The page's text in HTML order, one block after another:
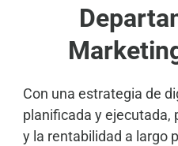
Con una estrategia de
planificada y ejecutada,
y la rentabilidad a largo